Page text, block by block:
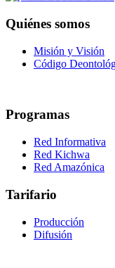
Quiénes somos
Misión y Visión
Código
Programas
Red Informativa
Red Kichwa
Red Amazónica
Tarifario
Producción
Difusión